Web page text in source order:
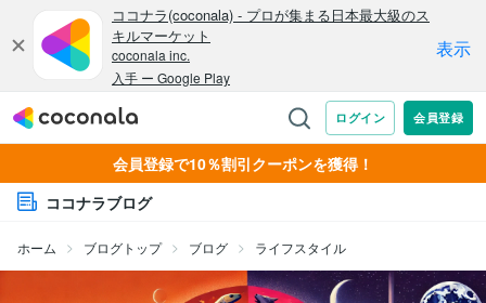
会員登録で10％割引クーポンを獲得！
ココナラブログ
ホーム ブログトップ ブログ ライフスタイル